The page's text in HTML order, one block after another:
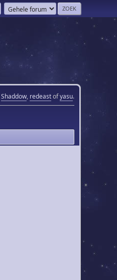
Shaddow, redeastofyasu.